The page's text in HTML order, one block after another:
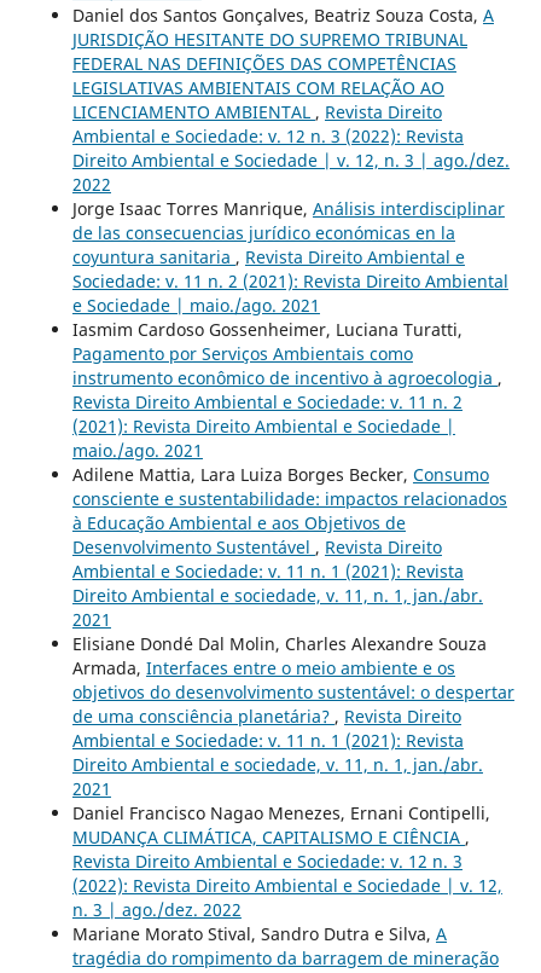
Daniel dos Santos Gonçalves, Beatriz Souza Costa, A
JURISDIÇÃO HESITANTE DO SUPREMO TRIBUNAL
FEDERAL NAS DEFINIÇÕES DAS COMPETÊNCIAS
LEGISLATIVAS AMBIENTAIS COM RELAÇÃO AO
LICENCIAMENTO AMBIENTAL , Revista Direito
Ambiental e Sociedade: v. 12 n. 3 (2022): Revista
Direito Ambiental e Sociedade | v. 12, n. 3 | ago./dez.
2022
Jorge Isaac Torres Manrique, Análisis interdisciplinar
de las consecuencias jurídico económicas en la
coyuntura sanitaria , Revista Direito Ambiental e
Sociedade: v. 11 n. 2 (2021): Revista Direito Ambiental
e Sociedade | maio./ago. 2021
Iasmim Cardoso Gossenheimer, Luciana Turatti,
Pagamento por Serviços Ambientais como
instrumento econômico de incentivo à agroecologia ,
Revista Direito Ambiental e Sociedade: v. 11 n. 2
(2021): Revista Direito Ambiental e Sociedade |
maio./ago. 2021
Adilene Mattia, Lara Luiza Borges Becker, Consumo
consciente e sustentabilidade: impactos relacionados
à Educação Ambiental e aos Objetivos de
Desenvolvimento Sustentável , Revista Direito
Ambiental e Sociedade: v. 11 n. 1 (2021): Revista
Direito Ambiental e sociedade, v. 11, n. 1, jan./abr.
2021
Elisiane Dondé Dal Molin, Charles Alexandre Souza
Armada, Interfaces entre o meio ambiente e os
objetivos do desenvolvimento sustentável: o despertar
de uma consciência planetária? , Revista Direito
Ambiental e Sociedade: v. 11 n. 1 (2021): Revista
Direito Ambiental e sociedade, v. 11, n. 1, jan./abr.
2021
Daniel Francisco Nagao Menezes, Ernani Contipelli,
MUDANÇA CLIMÁTICA, CAPITALISMO E CIÊNCIA ,
Revista Direito Ambiental e Sociedade: v. 12 n. 3
(2022): Revista Direito Ambiental e Sociedade | v. 12,
n. 3 | ago./dez. 2022
Mariane Morato Stival, Sandro Dutra e Silva, A
tragédia do rompimento da barragem de mineração